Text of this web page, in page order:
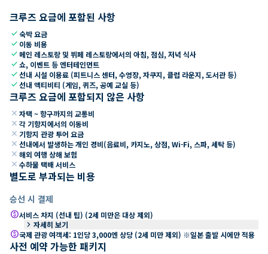
크루즈 요금에 포함된 사항
check숙박 요금
check 이동 비용
check 메인 레스토랑 및 뷔페 레스토랑에서의 아침, 점심, 저녁 식사
check쇼, 이벤트 등 엔터테인먼트
check선내 시설 이용료 (피트니스 센터, 수영장, 자쿠지, 클럽 라운지, 도서관 등)
check선내 액티비티 (게임, 퀴즈, 공예 교실 등)
크루즈 요금에 포함되지 않은 사항
close 자택 ~ 항구까지의 교통비
close 각 기항지에서의 이동비
close 기항지 관광 투어 요금
close 선내에서 발생하는 개인 경비(음료비, 카지노, 상점, Wi-Fi, 스파, 세탁 등)
close 해외 여행 상해 보험
close 수하물 택배 서비스
별도로 부과되는 비용
승선 시 결제
paid서비스 차지 (선내 팁) (2세 미만은 대상 제외)
keyboard_arrow_right 자세히 보기
paid국제 관광 여객세: 1인당 3,000엔 상당 (2세 미만 제외) ※일본 출발 시에만 적용
사전 예약 가능한 패키지